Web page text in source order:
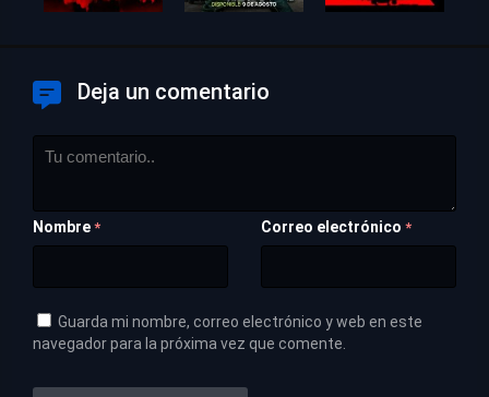
Deja un comentario
Nombre * Correo electrónico *
Guarda mi nombre, correo electrónico y web en este
navegador para la próxima vez que comente.